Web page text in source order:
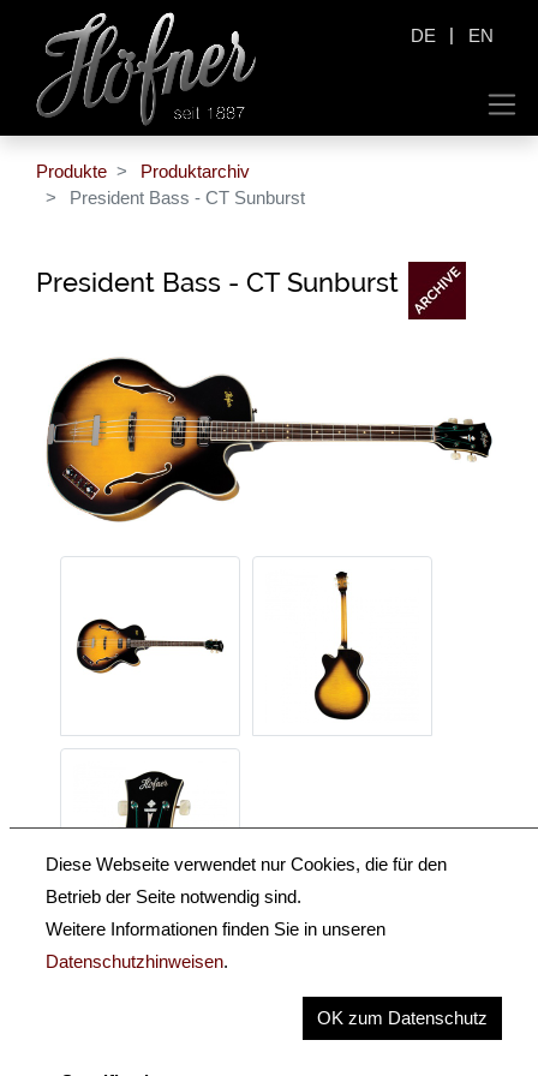
DE | EN
Produkte
Produktarchiv
President Bass - CT Sunburst
President Bass - CT Sunburst
Diese Webseite verwendet nur Cookies, die für den
Betrieb der Seite notwendig sind.
Weitere Informationen finden Sie in unseren
Datenschutzhinweisen.
OK zum Datenschutz